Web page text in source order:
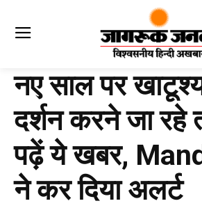
नए साल पर
दर्शन करने जा रहे
पढ़ें ये खबर,
ने कर द‍िया अलर्ट